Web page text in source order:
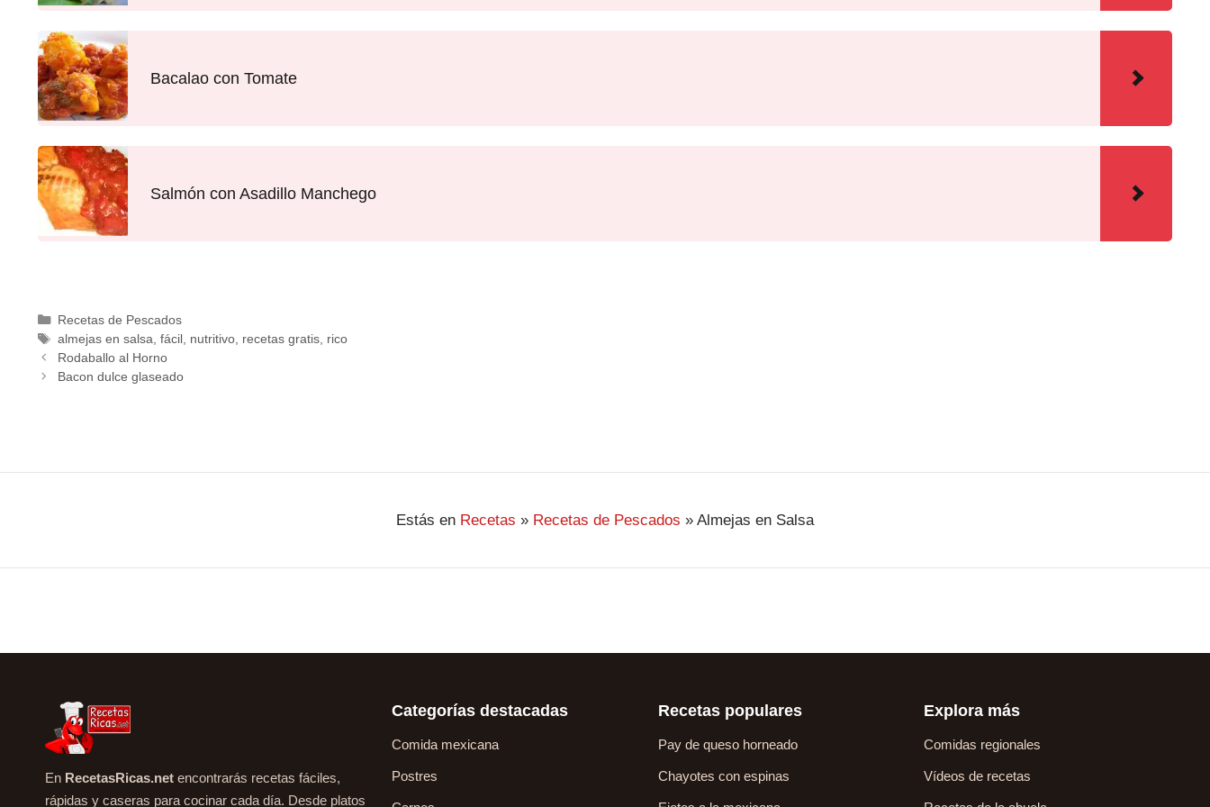
Bacalao con Tomate
Salmón con Asadillo Manchego
Recetas de Pescados
almejas en salsa fácil, nutritivo, recetas gratis, rico
Rodaballo al Horno
Bacon dulce glaseado
Estás en Recetas » Recetas de Pescados » Almejas en Salsa
En RecetasRicas.net encontrarás recetas fáciles,
rápidas y caseras para cocinar cada día. Desde platos
Categorías destacadas
Comida mexicana
Postres
Recetas populares
Pay de queso horneado
Chayotes con espinas
Explora más
Comidas regionales
Vídeos de recetas